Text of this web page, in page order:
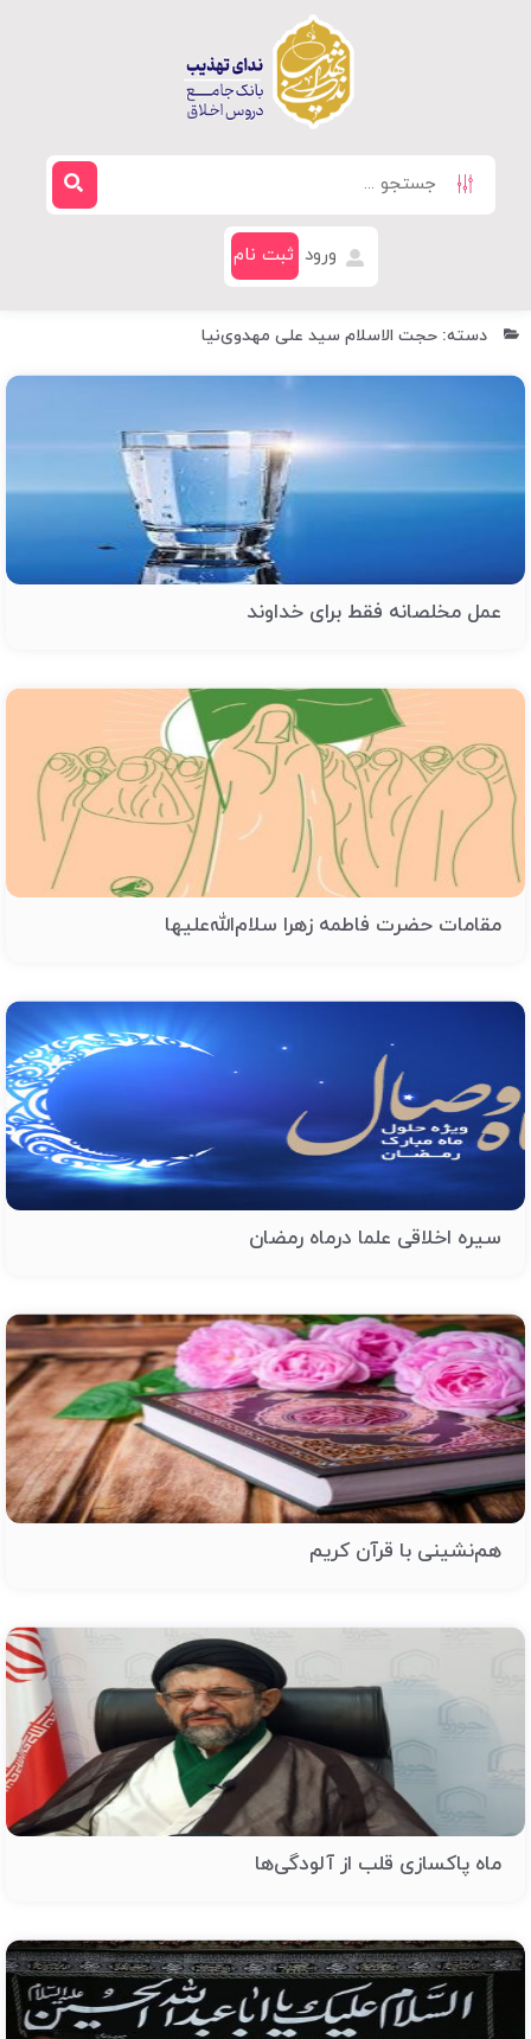
ورود ثبت نام
دسته: حجت الاسلام سید علی مهدوی‌نیا
عمل مخلصانه فقط برای خداوند
مقامات حضرت فاطمه زهرا سلام‌الله‌علیها
سیره اخلاقی علما درماه رمضان
هم‌نشینی با قرآن کریم
ماه پاکسازی قلب از آلودگی‌ها